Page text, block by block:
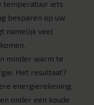
temperatuur iets
besparen op uw
namelijk veel
minder warm te
Het resultaat?
energierekening.
onder een koude